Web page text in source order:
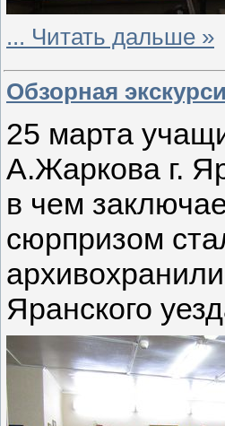
... Читать дальше »
Обзорная
25 марта
А.Жаркова г.
в чем
сюрпризом
Яранского